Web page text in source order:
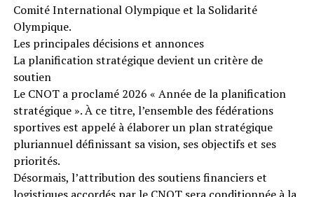
Comité International Olympique et la Solidarité
Olympique.
Les principales décisions et annonces
La planification stratégique devient un critère de
soutien
Le CNOT a proclamé 2026 « Année de la planification
stratégique ». À ce titre, l’ensemble des fédérations
sportives est appelé à élaborer un plan stratégique
pluriannuel définissant sa vision, ses objectifs et ses
priorités.
Désormais, l’attribution des soutiens financiers et